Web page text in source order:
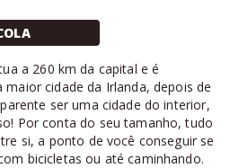
a 260 km da capital e é
maior cidade da Irlanda, depois de
ser uma cidade do interior,
Por conta do seu tamanho, tudo
si, a ponto de você conseguir se
bicicletas ou até caminhando.